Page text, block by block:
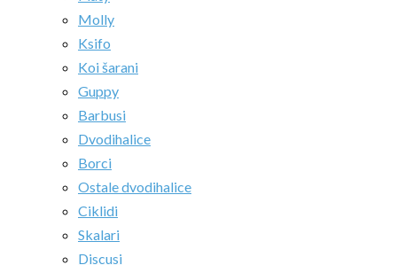
Molly
Ksifo
Koi šarani
Guppy
Barbusi
Dvodihalice
Borci
Ostale dvodihalice
Ciklidi
Skalari
Discusi